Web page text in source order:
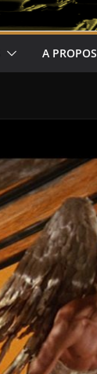
A PROPOS